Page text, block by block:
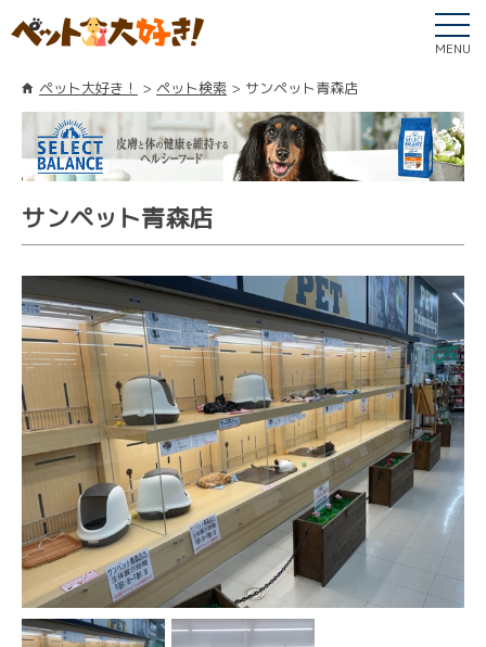
MENU
ペット大好き！ ペット検索 サンペット青森店
サンペット青森店